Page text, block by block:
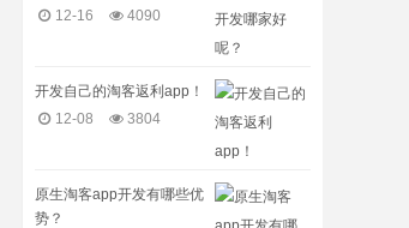
12-16
4090
开发自己的淘客返利app！
12-08
3804
原生淘客app开发有哪些优
势？